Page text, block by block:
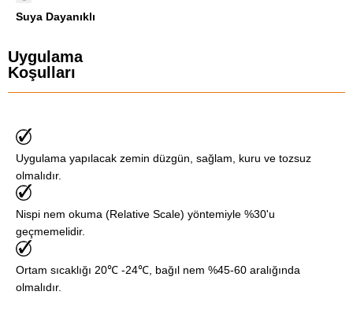
Suya Dayanıklı
Uygulama
Koşulları
Uygulama yapılacak zemin düzgün, sağlam, kuru ve tozsuz
olmalıdır.
Nispi nem okuma (Relative Scale) yöntemiyle %30'u
geçmemelidir.
Ortam sıcaklığı 20℃ -24℃, bağıl nem %45-60 aralığında
olmalıdır.